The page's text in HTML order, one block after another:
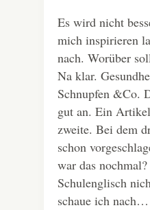
Es wird nicht
mich inspirieren
nach. Worüber
Na klar.
Schnupfen &Co.
gut an. Ein
zweite. Bei dem
schon
war das
Schulenglisch
schaue ich